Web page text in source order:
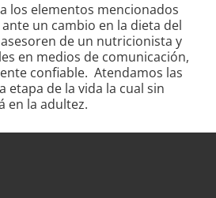
los elementos mencionados
un cambio en la dieta del
de un nutricionista y
en medios de comunicación,
confiable. Atendamos las
etapa de la vida la cual sin
en la adultez.